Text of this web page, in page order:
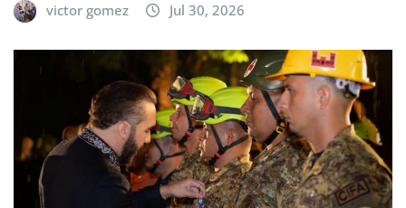
victor gomez Jul 30, 2026